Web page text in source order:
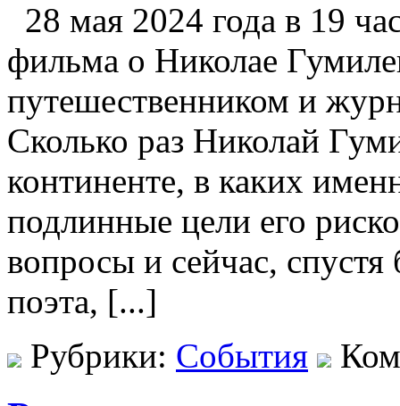
28 мая 2024 года в 19
фильма о Николае
путешественником и
Сколько раз Николай
континенте, в каких
подлинные цели его
вопросы и сейчас, спустя
поэта, [...]
Рубрики: События